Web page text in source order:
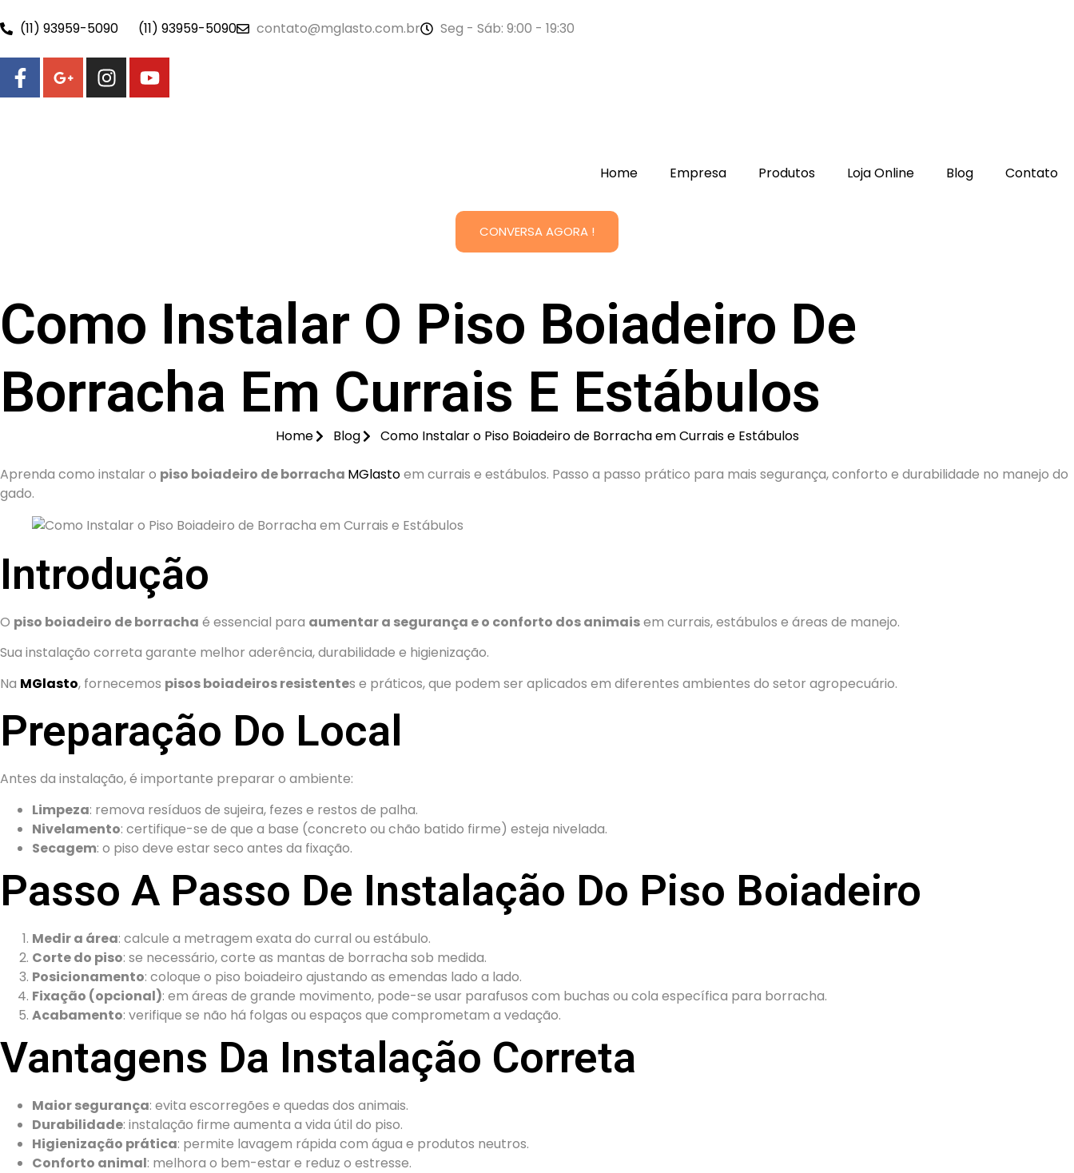
(11) 93959-5090 (11) 93959-5090 contato@mglasto.com.br Seg - Sáb: 9:00 - 19:30
Home Empresa Produtos Loja Online Blog Contato
CONVERSA AGORA !
Como Instalar O Piso Boiadeiro De
Borracha Em Currais E Estábulos
Home Blog Como Instalar o Piso Boiadeiro de Borracha em Currais e Estábulos
Aprenda como instalar o piso boiadeiro de borracha MGlastoem currais e estábulos. Passo a passo prático para mais segurança, conforto e durabilidade no manejo do
gado.
Introdução
O piso boiadeiro de borracha é essencial para aumentar a segurança e o conforto dos animaisem currais, estábulos e áreas de manejo.
Sua instalação correta garante melhor aderência, durabilidade e higienização.
Na MGlasto, fornecemos pisos boiadeiros resistentes e práticos, que podem ser aplicados em diferentes ambientes do setor agropecuário.
Preparação Do Local
Antes da instalação, é importante preparar o ambiente:
Limpeza: remova resíduos de sujeira, fezes e restos de palha.
Nivelamento: certifique-se de que a base (concreto ou chão batido firme) esteja nivelada.
Secagem: o piso deve estar seco antes da fixação.
Passo A Passo De Instalação Do Piso Boiadeiro
Medir a área: calcule a metragem exata do curral ou estábulo.
Corte do piso: se necessário, corte as mantas de borracha sob medida.
Posicionamento: coloque o piso boiadeiro ajustando as emendas lado a lado.
Fixação (opcional): em áreas de grande movimento, pode-se usar parafusos com buchas ou cola específica para borracha.
Acabamento: verifique se não há folgas ou espaços que comprometam a vedação.
Vantagens Da Instalação Correta
Maior segurança: evita escorregões e quedas dos animais.
Durabilidade: instalação firme aumenta a vida útil do piso.
Higienização prática: permite lavagem rápida com água e produtos neutros.
Conforto animal: melhora o bem-estar e reduz o estresse.